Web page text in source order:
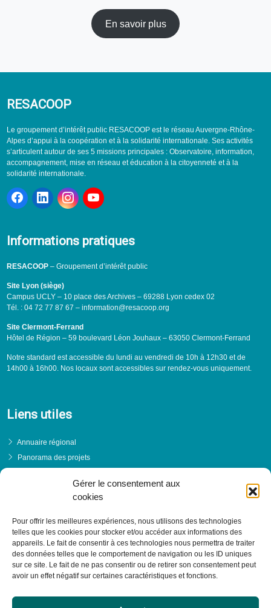
Gérer le consentement aux
cookies
Pour offrir les meilleures expériences, nous utilisons des technologies
telles que les cookies pour stocker et/ou accéder aux informations des
appareils. Le fait de consentir à ces technologies nous permettra de traiter
des données telles que le comportement de navigation ou les ID uniques
sur ce site. Le fait de ne pas consentir ou de retirer son consentement peut
avoir un effet négatif sur certaines caractéristiques et fonctions.
En savoir plus
RESACOOP
Le groupement d’intérêt public RESACOOP est le réseau Auvergne-Rhône-
Alpes d’appui à la coopération et à la solidarité internationale. Ses activités
s’articulent autour de ses 5 missions principales : Observatoire, information,
accompagnement, mise en réseau et éducation à la citoyenneté et à la
solidarité internationale.
Informations pratiques
RESACOOP– Groupement d’intérêt public
Site Lyon (siège)
Campus UCLY – 10 place des Archives – 69288 Lyon cedex 02
Tél. : 04 72 77 87 67 – information@resacoop.org
Site Clermont-Ferrand
Hôtel de Région – 59 boulevard Léon Jouhaux – 63050 Clermont-Ferrand
Notre standard est accessible du lundi au vendredi de 10h à 12h30 et de
14h00 à 16h00. Nos locaux sont accessibles sur rendez-vous uniquement.
Liens utiles
Annuaire régional
Panorama des projets